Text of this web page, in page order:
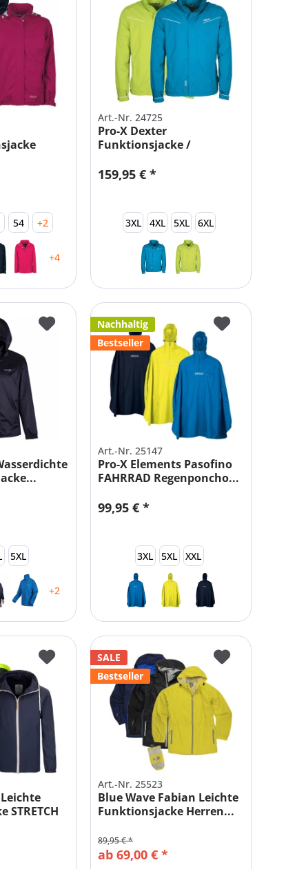
54 +2
+4
Art.-Nr. 24725
Pro-X Dexter
Funktionsjacke /
159,95 € *
3XL 4XL 5XL 6XL
5XL
+2
Nachhaltig
Bestseller
Art.-Nr. 25147
Pro-X Elements Pasofino
FAHRRAD Regenponcho...
99,95 € *
3XL 5XL XXL
SALE
Bestseller
Art.-Nr. 25523
Blue Wave Fabian Leichte
Funktionsjacke Herren...
ab 69,00 € *
89,95 € *